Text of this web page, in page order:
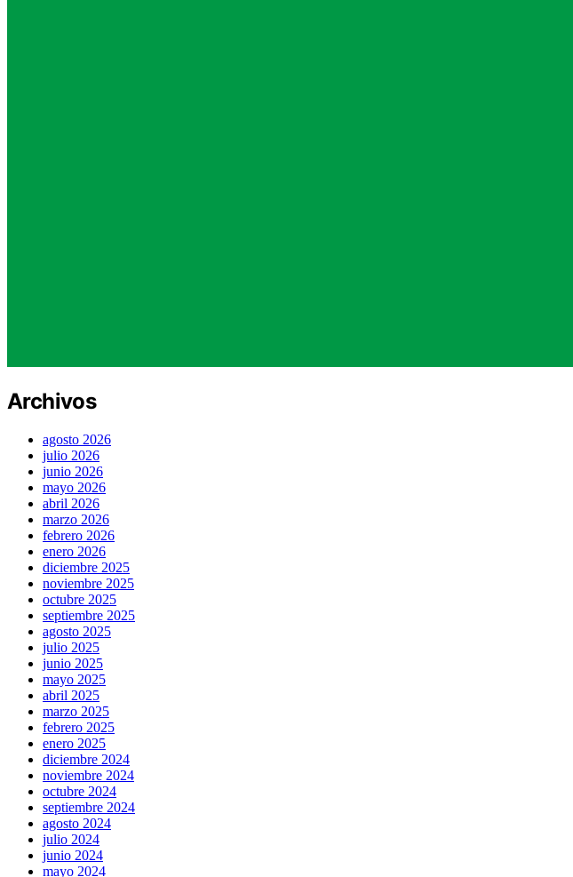
Archivos
agosto 2026
julio 2026
junio 2026
mayo 2026
abril 2026
marzo 2026
febrero 2026
enero 2026
diciembre 2025
noviembre 2025
octubre 2025
septiembre 2025
agosto 2025
julio 2025
junio 2025
mayo 2025
abril 2025
marzo 2025
febrero 2025
enero 2025
diciembre 2024
noviembre 2024
octubre 2024
septiembre 2024
agosto 2024
julio 2024
junio 2024
mayo 2024